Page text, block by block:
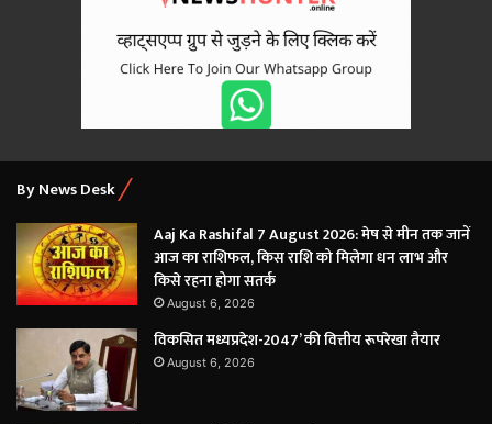
By News Desk
Aaj Ka Rashifal 7 August 2026: मेष से मीन तक जानें
आज का राशिफल, किस राशि को मिलेगा धन लाभ और
किसे रहना होगा सतर्क
August 6, 2026
विकसित मध्यप्रदेश-2047’ की वित्तीय रूपरेखा तैयार
August 6, 2026